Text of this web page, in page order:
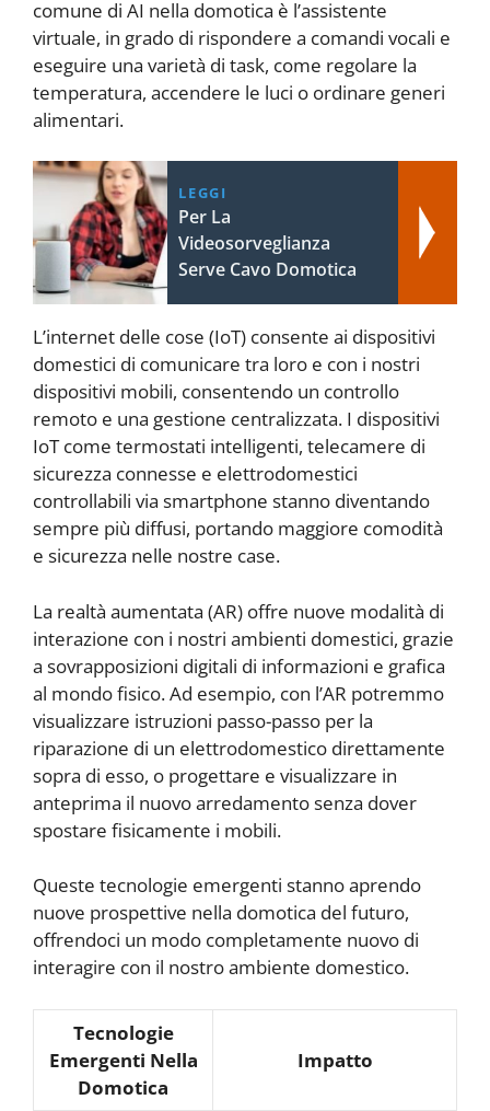
comune di AI nella domotica è l’assistente
virtuale, in grado di rispondere a comandi vocali e
eseguire una varietà di task, come regolare la
temperatura, accendere le luci o ordinare generi
alimentari.
LEGGI
Per La
Videosorveglianza
Serve Cavo Domotica
L’internet delle cose (IoT) consente ai dispositivi
domestici di comunicare tra loro e con i nostri
dispositivi mobili, consentendo un controllo
remoto e una gestione centralizzata. I dispositivi
IoT come termostati intelligenti, telecamere di
sicurezza connesse e elettrodomestici
controllabili via smartphone stanno diventando
sempre più diffusi, portando maggiore comodità
e sicurezza nelle nostre case.
La realtà aumentata (AR) offre nuove modalità di
interazione con i nostri ambienti domestici, grazie
a sovrapposizioni digitali di informazioni e grafica
al mondo fisico. Ad esempio, con l’AR potremmo
visualizzare istruzioni passo-passo per la
riparazione di un elettrodomestico direttamente
sopra di esso, o progettare e visualizzare in
anteprima il nuovo arredamento senza dover
spostare fisicamente i mobili.
Queste tecnologie emergenti stanno aprendo
nuove prospettive nella domotica del futuro,
offrendoci un modo completamente nuovo di
interagire con il nostro ambiente domestico.
Tecnologie
Emergenti Nella
Domotica
Impatto